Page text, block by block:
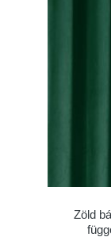
Zöld